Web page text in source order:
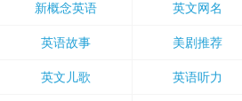
新概念英语 英文网名
英语故事 美剧推荐
英文儿歌 英语听力